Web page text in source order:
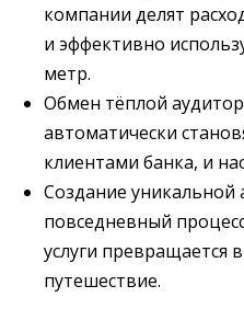
компании делят
и эффективно
метр.
Обмен тёплой
автоматически
клиентами банка, и
Создание уникальной
повседневный
услуги превращается
путешествие.